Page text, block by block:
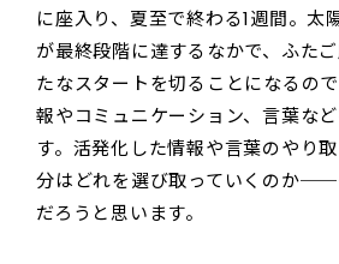
に座入り、夏至で終わる1週間。太
が最終段階に達するなかで、ふた
たなスタートを切ることになるの
報やコミュニケーション、言葉な
す。活発化した情報や言葉のやり
分はどれを選び取っていくのか──
だろうと思います。